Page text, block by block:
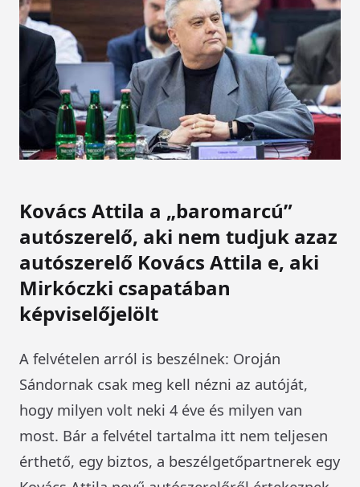
Kovács Attila a „baromarcú”
autószerelő, aki nem tudjuk azaz
autószerelő Kovács Attila e, aki
Mirkóczki csapatában
képviselőjelölt
A felvételen arról is beszélnek: Oroján
Sándornak csak meg kell nézni az autóját,
hogy milyen volt neki 4 éve és milyen van
most. Bár a felvétel tartalma itt nem teljesen
érthető, egy biztos, a beszélgetőpartnerek egy